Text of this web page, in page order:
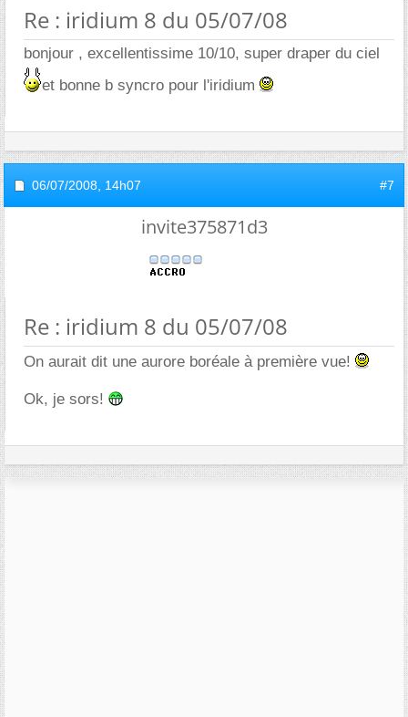
Re : iridium 8 du 05/07/08
bonjour , excellentissime 10/10, super draper du ciel
et bonne b syncro pour l'iridium
06/07/2008, 14h07 #7
invite375871d3
Re : iridium 8 du 05/07/08
On aurait dit une aurore boréale à première vue!
Ok, je sors!